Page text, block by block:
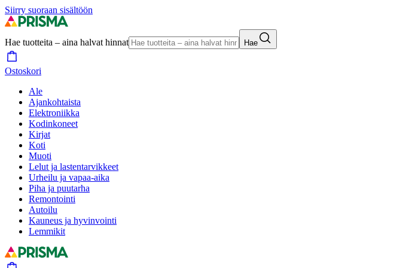
Siirry suoraan sisältöön
Hae tuotteita – aina halvat hinnat Hae
Ostoskori
Ale
Ajankohtaista
Elektroniikka
Kodinkoneet
Kirjat
Koti
Muoti
Lelut ja lastentarvikkeet
Urheilu ja vapaa-aika
Piha ja puutarha
Remontointi
Autoilu
Kauneus ja hyvinvointi
Lemmikit